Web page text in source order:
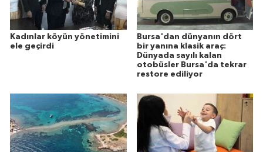
Kadınlar köyün yönetimini
ele geçirdi
Bursa'dan dünyanın dört
bir yanına klasik araç:
Dünyada sayılı kalan
otobüsler Bursa'da tekrar
restore ediliyor